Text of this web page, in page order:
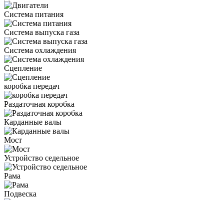
Система питания
Система выпуска газа
Система охлаждения
Сцепление
коробка передач
Раздаточная коробка
Карданные валы
Мост
Устройство седельное
Рама
Подвеска